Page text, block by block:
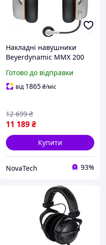
Накладні навушники
Beyerdynamic MMX 200
Готово до відправки
від 1865₴/міс
11 189₴
12 699 ₴
Купити
NovaTech 93%